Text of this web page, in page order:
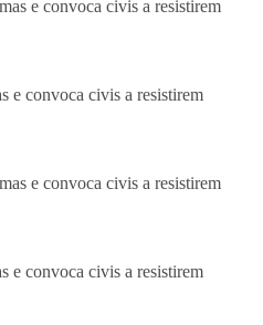
e convoca civis a resistirem
e convoca civis a resistirem